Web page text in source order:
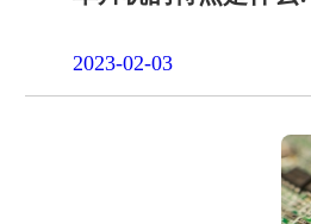
2023-02-03